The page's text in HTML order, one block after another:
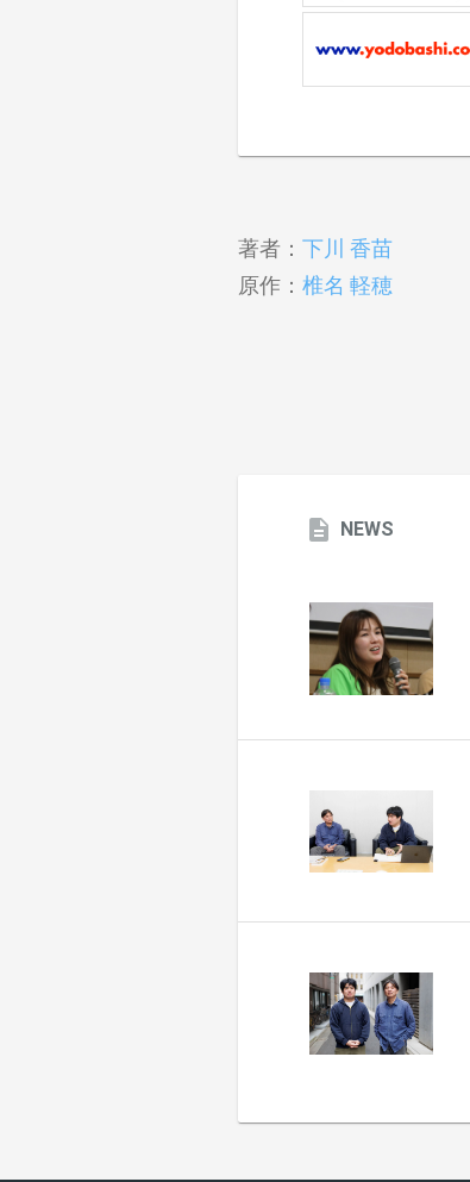
著者： 下川 香苗
原作： 椎名 軽穂
NEWS